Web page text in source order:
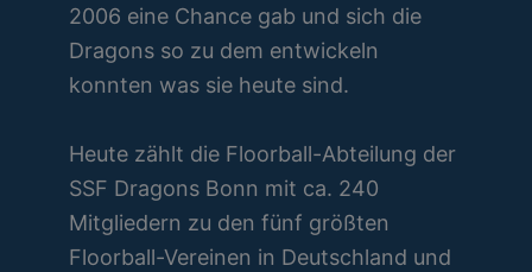
2006 eine Chance gab und sich die
Dragons so zu dem entwickeln
konnten was sie heute sind.
Heute zählt die Floorball-Abteilung der
SSF Dragons Bonn mit ca. 240
Mitgliedern zu den fünf größten
Floorball-Vereinen in Deutschland und